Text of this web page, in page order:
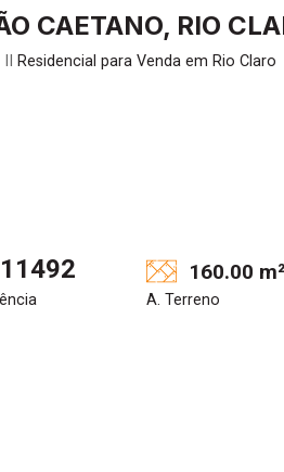
CAETANO, RIO
Residencial para Venda em Rio Claro
11492 160.00 m²
A. Terreno